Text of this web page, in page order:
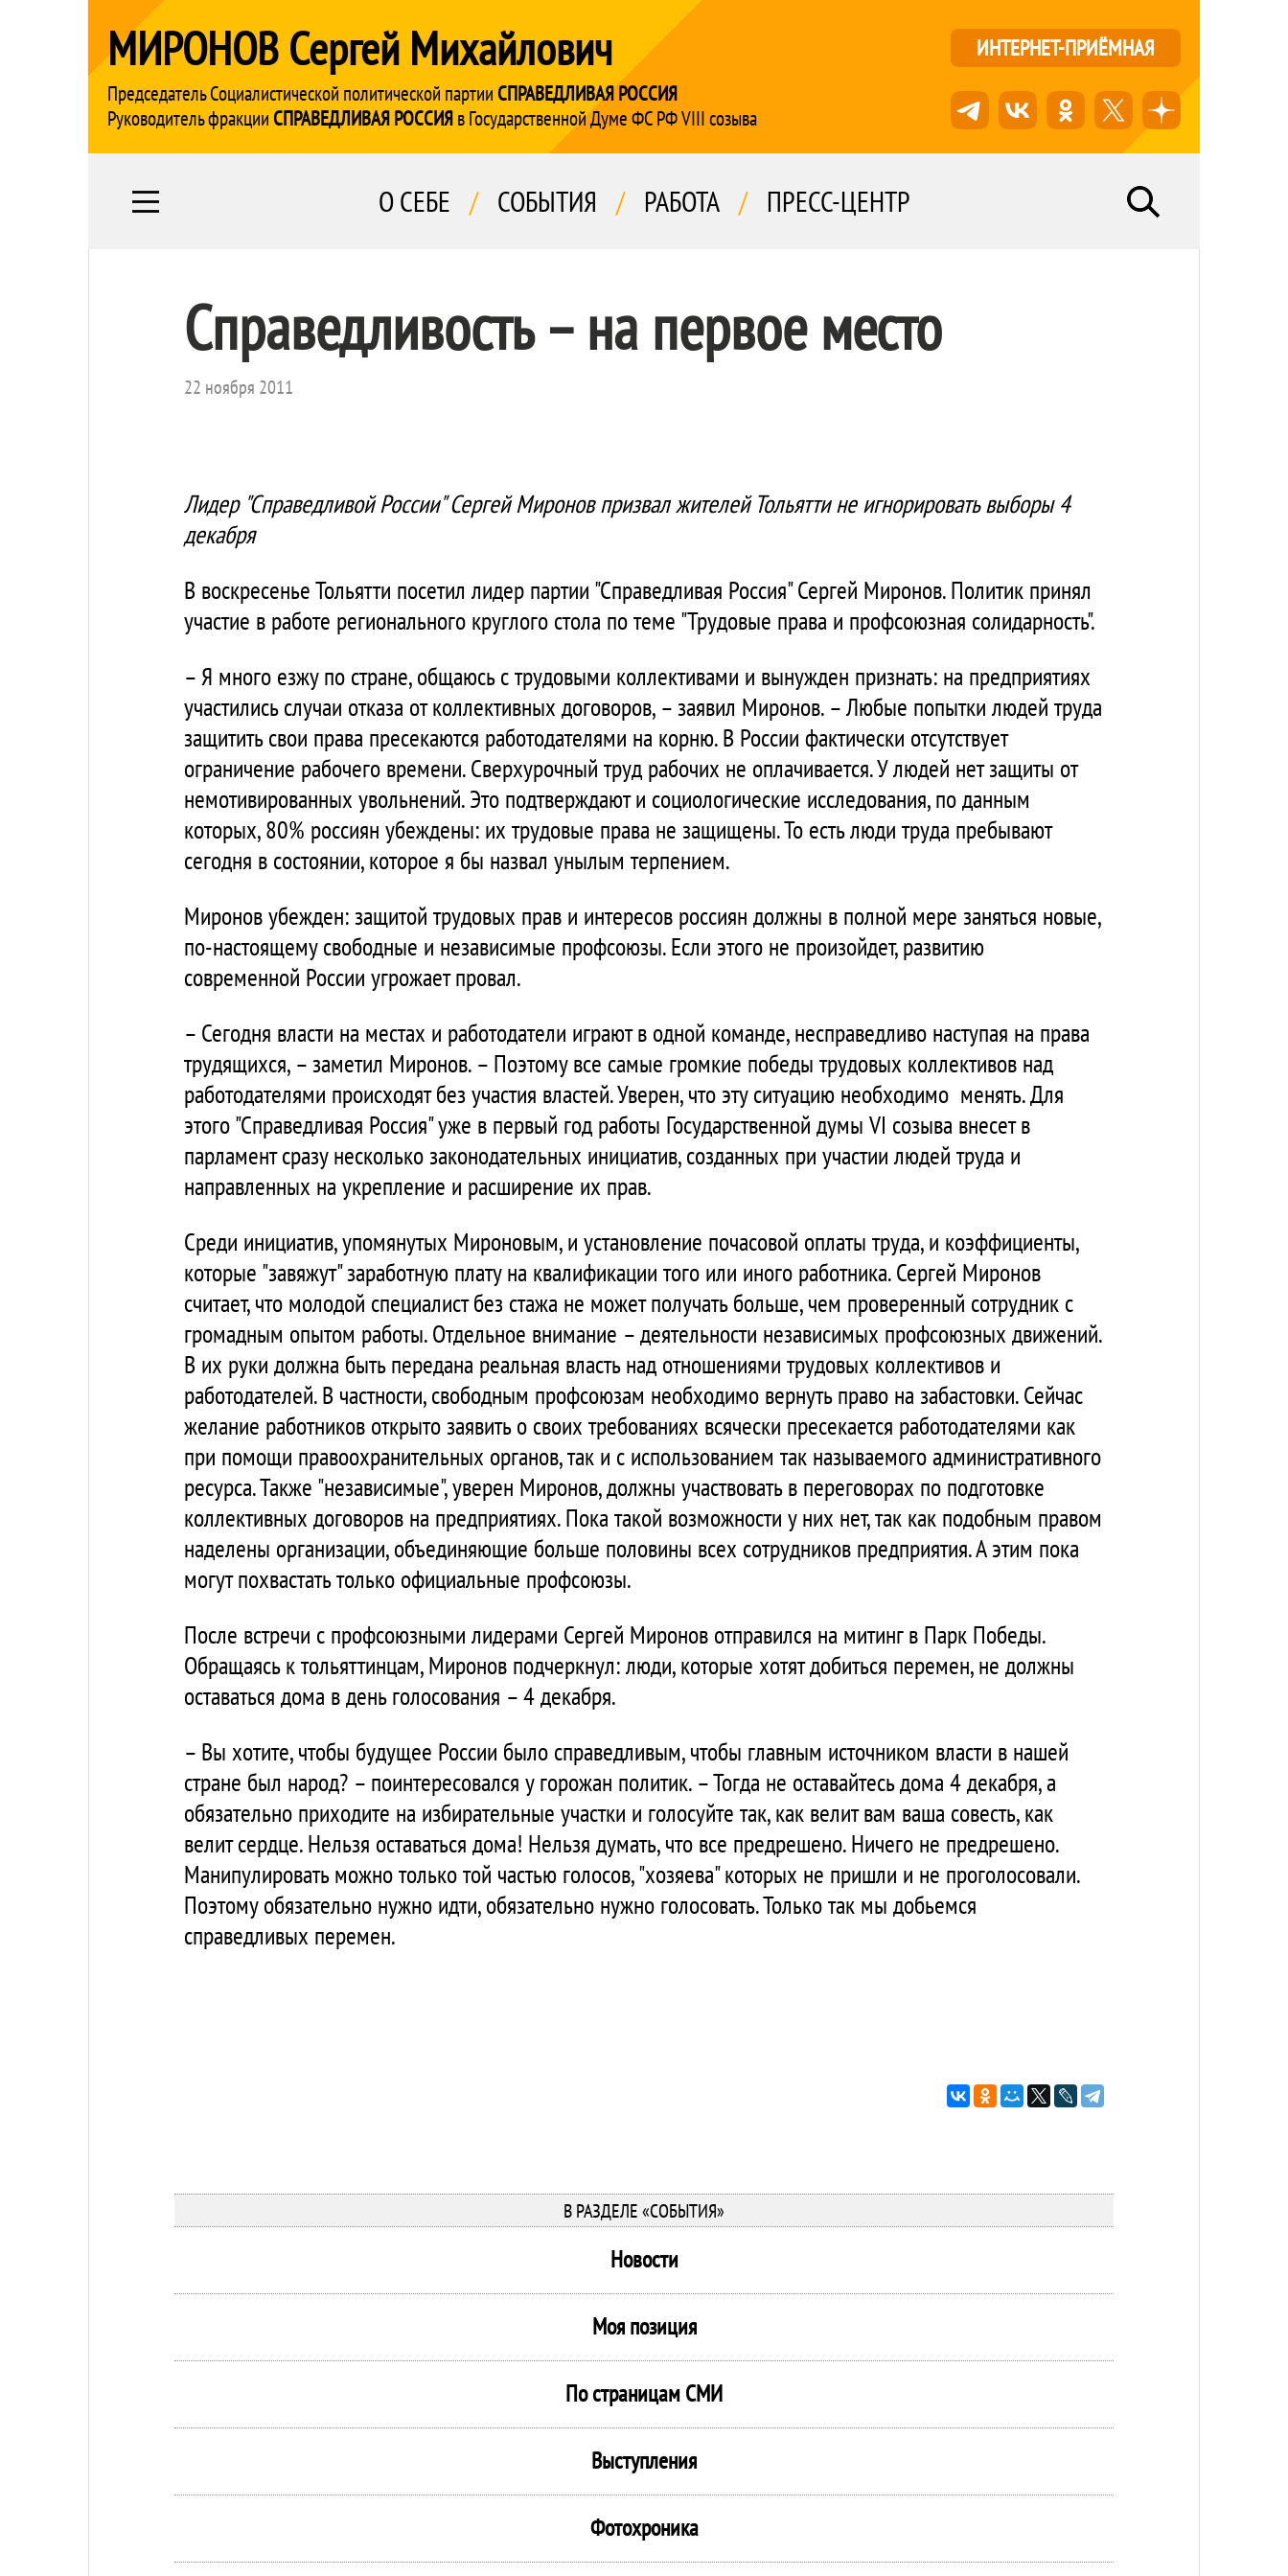
МИРОНОВ Сергей Михайлович
Председатель Социалистической политической партии СПРАВЕДЛИВАЯ РОССИЯ
Руководитель фракции СПРАВЕДЛИВАЯ РОССИЯв Государственной Думе ФС РФ VIII созыва
ИНТЕРНЕТ-ПРИЁМНАЯ
О СЕБЕ / СОБЫТИЯ / РАБОТА / ПРЕСС-ЦЕНТР
Справедливость – на первое место
22 ноября 2011
Лидер "Справедливой России" Сергей Миронов призвал жителей Тольятти не игнорировать выборы 4
декабря
В воскресенье Тольятти посетил лидер партии "Справедливая Россия" Сергей Миронов. Политик принял
участие в работе регионального круглого стола по теме "Трудовые права и профсоюзная солидарность".
– Я много езжу по стране, общаюсь с трудовыми коллективами и вынужден признать: на предприятиях
участились случаи отказа от коллективных договоров, – заявил Миронов. – Любые попытки людей труда
защитить свои права пресекаются работодателями на корню. В России фактически отсутствует
ограничение рабочего времени. Сверхурочный труд рабочих не оплачивается. У людей нет защиты от
немотивированных увольнений. Это подтверждают и социологические исследования, по данным
которых, 80% россиян убеждены: их трудовые права не защищены. То есть люди труда пребывают
сегодня в состоянии, которое я бы назвал унылым терпением.
Миронов убежден: защитой трудовых прав и интересов россиян должны в полной мере заняться новые,
по-настоящему свободные и независимые профсоюзы. Если этого не произойдет, развитию
современной России угрожает провал.
– Сегодня власти на местах и работодатели играют в одной команде, несправедливо наступая на права
трудящихся, – заметил Миронов. – Поэтому все самые громкие победы трудовых коллективов над
работодателями происходят без участия властей. Уверен, что эту ситуацию необходимо менять. Для
этого "Справедливая Россия" уже в первый год работы Государственной думы VI созыва внесет в
парламент сразу несколько законодательных инициатив, созданных при участии людей труда и
направленных на укрепление и расширение их прав.
Среди инициатив, упомянутых Мироновым, и установление почасовой оплаты труда, и коэффициенты,
которые "завяжут" заработную плату на квалификации того или иного работника. Сергей Миронов
считает, что молодой специалист без стажа не может получать больше, чем проверенный сотрудник с
громадным опытом работы. Отдельное внимание – деятельности независимых профсоюзных движений.
В их руки должна быть передана реальная власть над отношениями трудовых коллективов и
работодателей. В частности, свободным профсоюзам необходимо вернуть право на забастовки. Сейчас
желание работников открыто заявить о своих требованиях всячески пресекается работодателями как
при помощи правоохранительных органов, так и с использованием так называемого административного
ресурса. Также "независимые", уверен Миронов, должны участвовать в переговорах по подготовке
коллективных договоров на предприятиях. Пока такой возможности у них нет, так как подобным правом
наделены организации, объединяющие больше половины всех сотрудников предприятия. А этим пока
могут похвастать только официальные профсоюзы.
После встречи с профсоюзными лидерами Сергей Миронов отправился на митинг в Парк Победы.
Обращаясь к тольяттинцам, Миронов подчеркнул: люди, которые хотят добиться перемен, не должны
оставаться дома в день голосования – 4 декабря.
– Вы хотите, чтобы будущее России было справедливым, чтобы главным источником власти в нашей
стране был народ? – поинтересовался у горожан политик. – Тогда не оставайтесь дома 4 декабря, а
обязательно приходите на избирательные участки и голосуйте так, как велит вам ваша совесть, как
велит сердце. Нельзя оставаться дома! Нельзя думать, что все предрешено. Ничего не предрешено.
Манипулировать можно только той частью голосов, "хозяева" которых не пришли и не проголосовали.
Поэтому обязательно нужно идти, обязательно нужно голосовать. Только так мы добьемся
справедливых перемен.
В РАЗДЕЛЕ «СОБЫТИЯ»
Новости
Моя позиция
По страницам СМИ
Выступления
Фотохроника